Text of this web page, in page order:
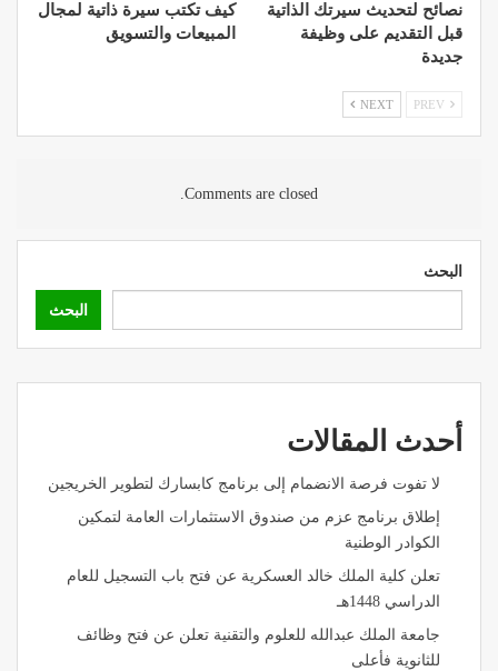
نصائح لتحديث سيرتك الذاتية
قبل التقديم على وظيفة
جديدة
كيف تكتب سيرة ذاتية لمجال
المبيعات والتسويق
NEXT
Comments are closed.
البحث
البحث
أحدث المقالات
لا تفوت فرصة الانضمام إلى برنامج كابسارك لتطوير الخريجين
إطلاق برنامج عزم من صندوق الاستثمارات العامة لتمكين
الكوادر الوطنية
تعلن كلية الملك خالد العسكرية عن فتح باب التسجيل للعام
الدراسي 1448هـ
جامعة الملك عبدالله للعلوم والتقنية تعلن عن فتح وظائف
للثانوية فأعلى